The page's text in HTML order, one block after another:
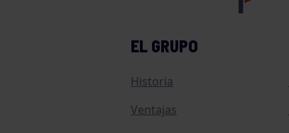
EL GRUPO
Historia
Ventajas